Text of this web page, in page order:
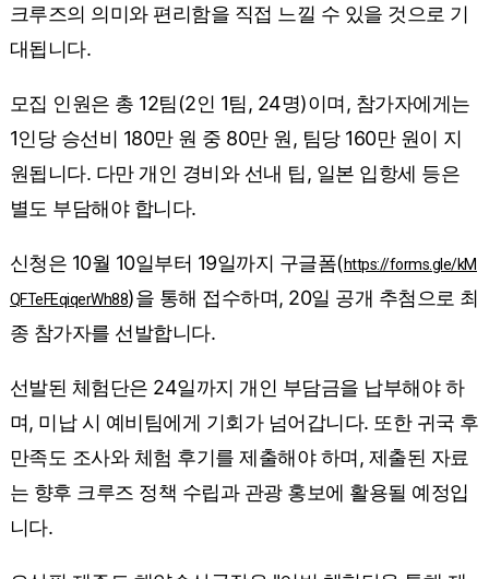
크루즈의 의미와 편리함을 직접 느낄 수 있을 것으로 기
대됩니다.
모집 인원은 총 12팀(2인 1팀, 24명)이며, 참가자에게는
1인당 승선비 180만 원 중 80만 원, 팀당 160만 원이 지
원됩니다. 다만 개인 경비와 선내 팁, 일본 입항세 등은
별도 부담해야 합니다.
신청은 10월 10일부터 19일까지 구글폼(https://forms.gle/kM
QFTeFEqiqerWh88)을 통해 접수하며, 20일 공개 추첨으로 최
종 참가자를 선발합니다.
선발된 체험단은 24일까지 개인 부담금을 납부해야 하
며, 미납 시 예비팀에게 기회가 넘어갑니다. 또한 귀국 후
만족도 조사와 체험 후기를 제출해야 하며, 제출된 자료
는 향후 크루즈 정책 수립과 관광 홍보에 활용될 예정입
니다.